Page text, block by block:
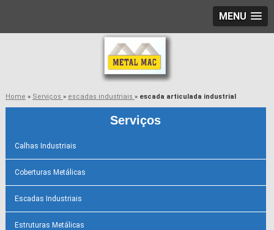
MENU
Home » Serviços » escadas industriais » escada articulada industrial
Serviços
Calhas Industriais
Coberturas Metálicas
Escadas Industriais
Estruturas Metálicas